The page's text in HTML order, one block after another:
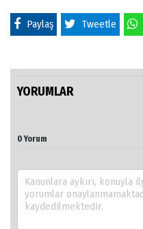
Paylaş Tweetle
YORUMLAR
0 Yorum